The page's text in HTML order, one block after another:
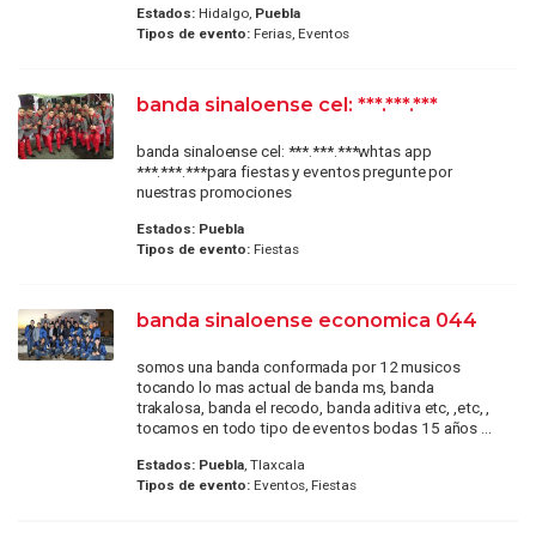
Estados:Hidalgo, Puebla
Tipos de evento:Ferias, Eventos
banda sinaloense cel: ***.***.***
banda sinaloense cel: ***.***.***whtas app
***.***.***para fiestas y eventos pregunte por
nuestras promociones
Estados: Puebla
Tipos de evento:Fiestas
banda sinaloense economica 044
somos una banda conformada por 12 musicos
tocando lo mas actual de banda ms, banda
trakalosa, banda el recodo, banda aditiva etc, ,etc, ,
tocamos en todo tipo de eventos bodas 15 años ...
Estados: Puebla, Tlaxcala
Tipos de evento:Eventos, Fiestas